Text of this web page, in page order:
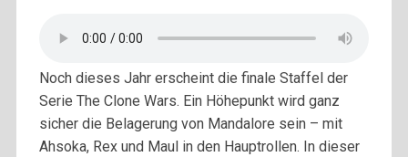
Noch dieses Jahr erscheint die finale Staffel der
Serie The Clone Wars. Ein Höhepunkt wird ganz
sicher die Belagerung von Mandalore sein – mit
Ahsoka, Rex und Maul in den Hauptrollen. In dieser